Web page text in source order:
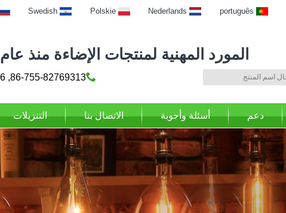
português
Nederlands
Polskie
Swedish
المورد المهنية لمنتجات الإضاءة منذ عام 2001
86-755-82769313, 82769316
دعم أسئلة وأجوبة الاتصال بنا التنزيلات